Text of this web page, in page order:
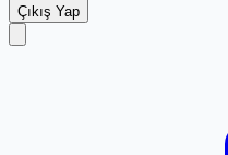
Çıkış Yap